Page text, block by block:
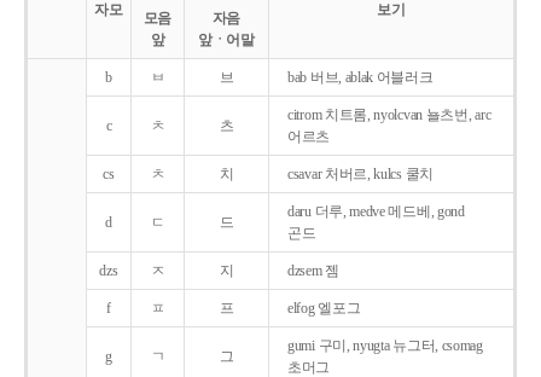
자모
보기
모음
앞
자음
앞ㆍ어말
b ㅂ 브 bab 버브, ablak 어블러크
c ㅊ 츠
citrom 치트롬, nyolcvan 뇰츠번, arc
어르츠
cs ㅊ 치 csavar 처버르, kulcs 쿨치
d ㄷ 드
daru 더루, medve 메드베, gond
곤드
dzs ㅈ 지 dzsem 젬
f ㅍ 프 elfog 엘포그
g ㄱ 그
gumi 구미, nyugta 뉴그터, csomag
초머그